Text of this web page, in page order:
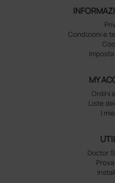
Condizioni e
MY
Ordini
Liste
I
Doctor